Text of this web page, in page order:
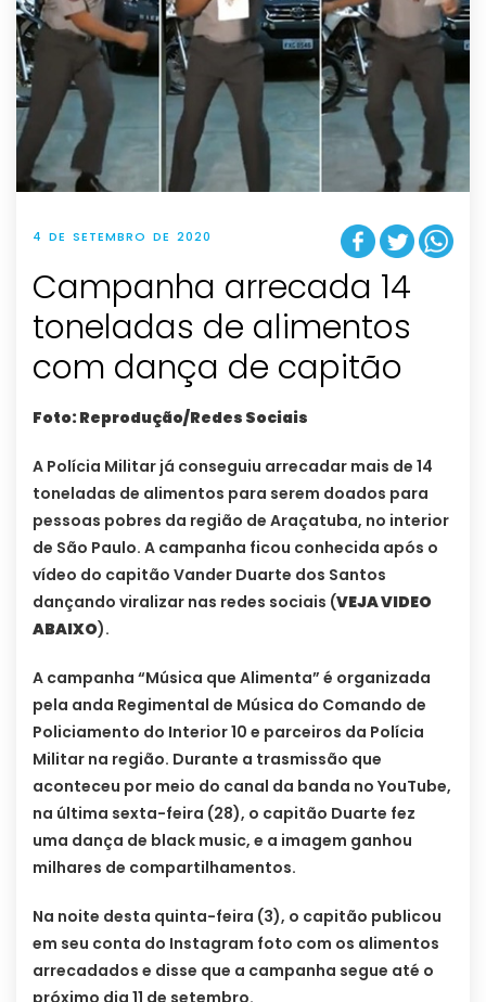
4 DE SETEMBRO DE 2020
Campanha arrecada 14
toneladas de alimentos
com dança de capitão
Foto: Reprodução/Redes Sociais
A Polícia Militar já conseguiu arrecadar mais de 14
toneladas de alimentos para serem doados para
pessoas pobres da região de Araçatuba, no interior
de São Paulo. A campanha ficou conhecida após o
vídeo do capitão Vander Duarte dos Santos
dançando viralizar nas redes sociais (VEJA VIDEO
ABAIXO).
A campanha “Música que Alimenta” é organizada
pela anda Regimental de Música do Comando de
Policiamento do Interior 10 e parceiros da Polícia
Militar na região. Durante a trasmissão que
aconteceu por meio do canal da banda no YouTube,
na última sexta-feira (28), o capitão Duarte fez
uma dança de black music, e a imagem ganhou
milhares de compartilhamentos.
Na noite desta quinta-feira (3), o capitão publicou
em seu conta do Instagram foto com os alimentos
arrecadados e disse que a campanha segue até o